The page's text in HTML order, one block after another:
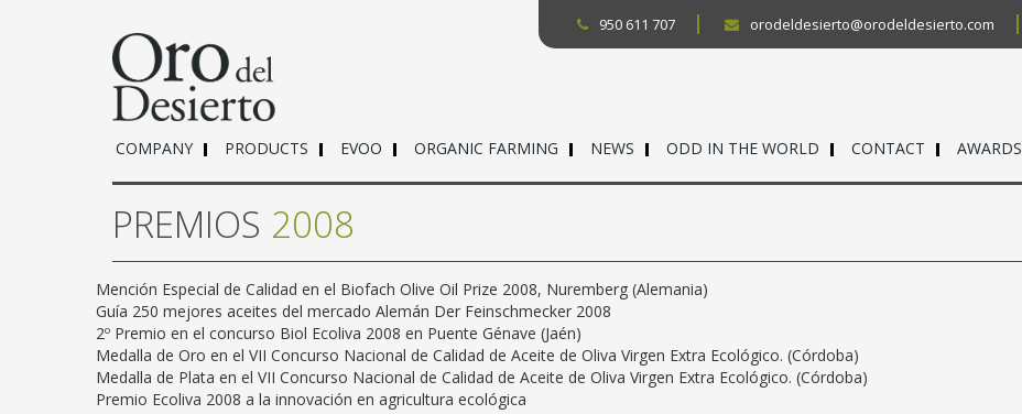
950 611 707 orodeldesierto@orodeldesierto.com
COMPANY PRODUCTS EVOO ORGANIC FARMING NEWS ODD IN THE WORLD CONTACT AWARDS
PREMIOS 2008
Mención Especial de Calidad en el Biofach Olive Oil Prize 2008, Nuremberg (Alemania)
Guía 250 mejores aceites del mercado Alemán Der Feinschmecker 2008
2º Premio en el concurso Biol Ecoliva 2008 en Puente Génave (Jaén)
Medalla de Oro en el VII Concurso Nacional de Calidad de Aceite de Oliva Virgen Extra Ecológico. (Córdoba)
Medalla de Plata en el VII Concurso Nacional de Calidad de Aceite de Oliva Virgen Extra Ecológico. (Córdoba)
Premio Ecoliva 2008 a la innovación en agricultura ecológica